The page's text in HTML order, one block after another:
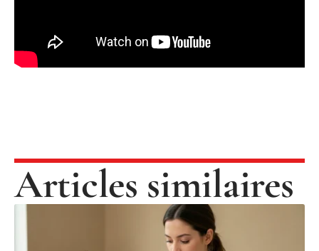
Articles similaires